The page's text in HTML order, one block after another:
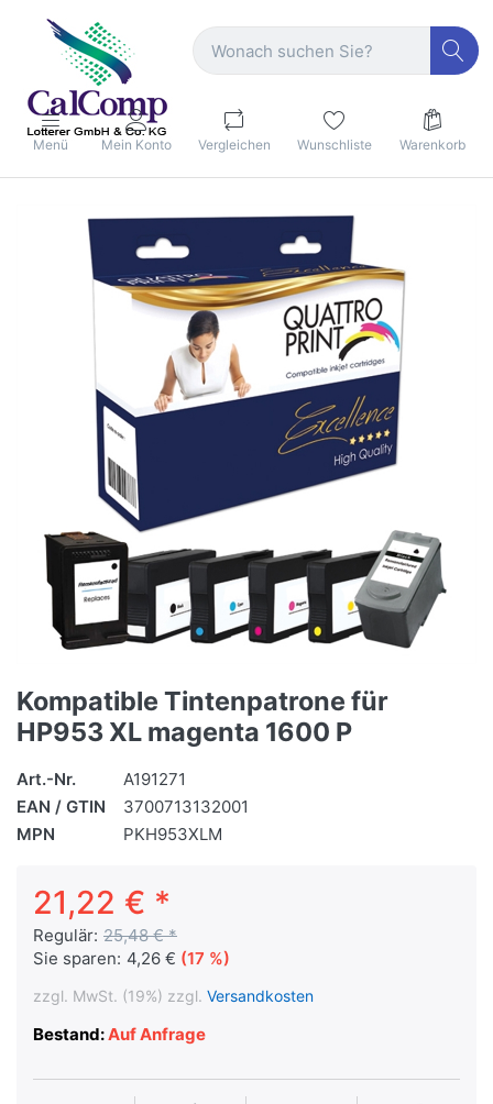
Menü Mein Konto Vergleichen Wunschliste Warenkorb
Kompatible Tintenpatrone für
HP953 XL magenta 1600 P
Art.-Nr.
A191271
EAN / GTIN
3700713132001
MPN
PKH953XLM
21,22 € *
Regulär: 25,48 € *
Sie sparen: 4,26 € (17 %)
zzgl. MwSt. (19%) zzgl. Versandkosten
Bestand:Auf Anfrage